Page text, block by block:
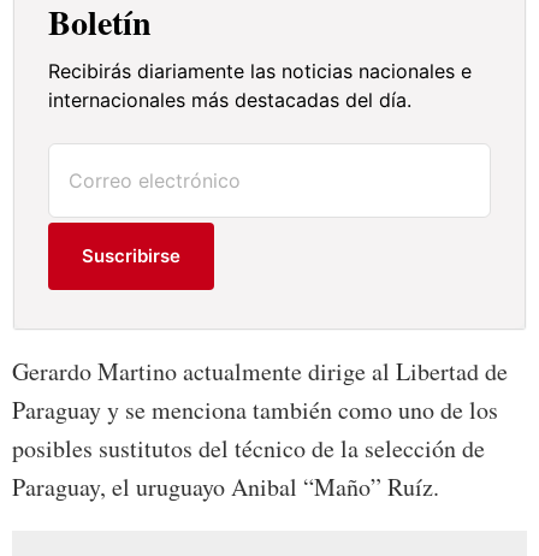
Boletín
Recibirás diariamente las noticias nacionales e
internacionales más destacadas del día.
Suscribirse
Gerardo Martino actualmente dirige al Libertad de
Paraguay y se menciona también como uno de los
posibles sustitutos del técnico de la selección de
Paraguay, el uruguayo Anibal “Maño” Ruíz.